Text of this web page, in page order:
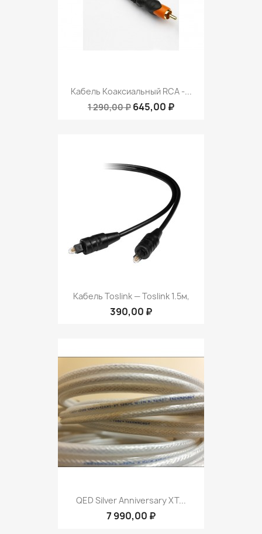
Кабель Коаксиальный RCA -...
1 290,00 ₽ 645,00 ₽
Кабель Toslink — Toslink 1.5м,
390,00 ₽
QED Silver Anniversary XT...
7 990,00 ₽